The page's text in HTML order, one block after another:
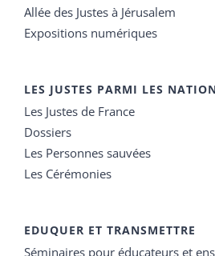
Allée des Justes à Jérusalem
Expositions numériques
LES JUSTES PARMI LES
Les Justes de France
Dossiers
Les Personnes sauvées
Les Cérémonies
EDUQUER ET TRANSMETTRE
Séminaires pour éducateurs et